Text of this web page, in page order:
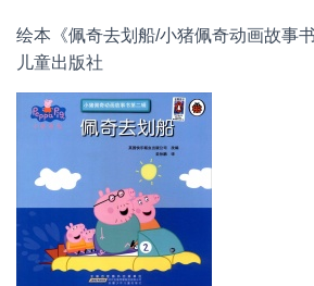
绘本《佩奇去划船/小猪佩奇动画故事
儿童出版社